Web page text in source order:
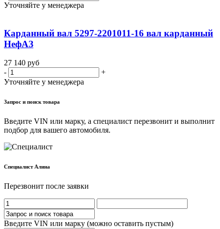
Уточняйте у менеджера
Карданный вал 5297-2201011-16 вал карданный
НефАЗ
27 140 руб
-
+
Уточняйте у менеджера
Запрос и поиск товара
Введите VIN или марку, а специалист перезвонит и выполнит
подбор для вашего автомобиля.
Cпециалист Алина
Перезвонит после заявки
Введите VIN или марку (можно оставить пустым)